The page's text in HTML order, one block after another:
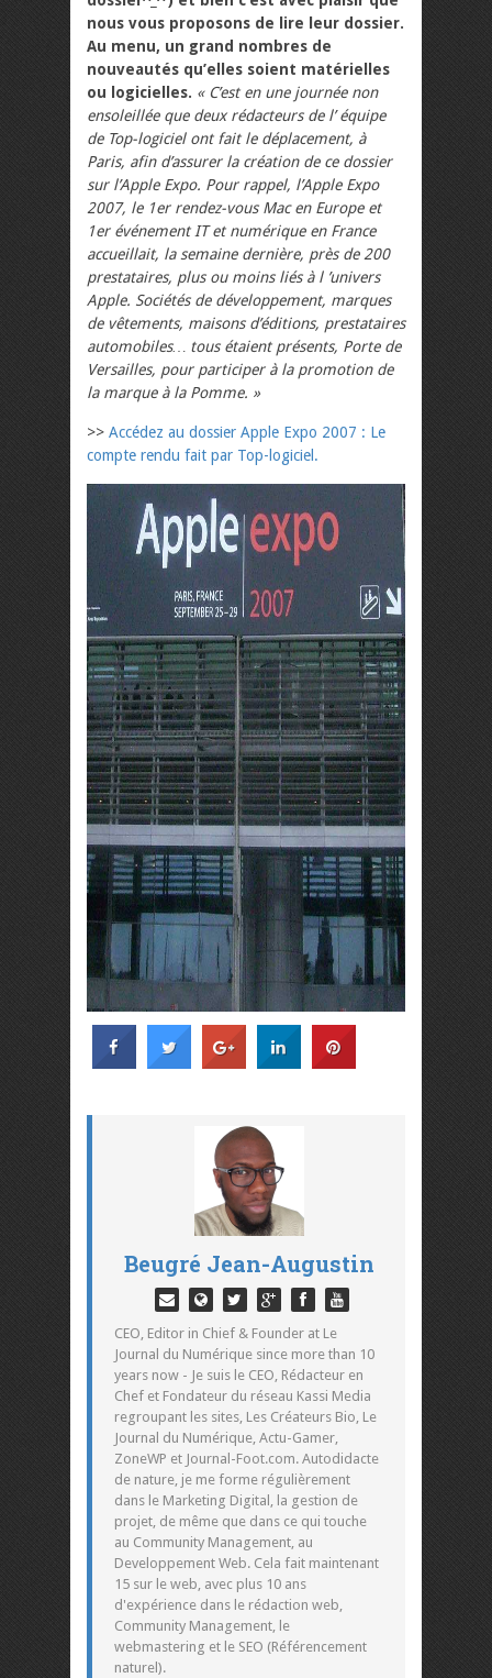
nous vous proposons de lire leur dossier.
Au menu, un grand nombres de
nouveautés qu’elles soient matérielles
ou logicielles. « C’est en une journée non
ensoleillée que deux rédacteurs de l’ équipe
de Top-logiciel ont fait le déplacement, à
Paris, afin d’assurer la création de ce dossier
sur l’Apple Expo. Pour rappel, l’Apple Expo
2007, le 1er rendez-vous Mac en Europe et
1er événement IT et numérique en France
accueillait, la semaine dernière, près de 200
prestataires, plus ou moins liés à l ’univers
Apple. Sociétés de développement, marques
de vêtements, maisons d’éditions, prestataires
automobiles… tous étaient présents, Porte de
Versailles, pour participer à la promotion de
la marque à la Pomme. »
>> Accédez au dossier Apple Expo 2007 : Le
compte rendu fait par Top-logiciel.
Beugré Jean-Augustin
CEO, Editor in Chief & Founder at Le
Journal du Numérique since more than 10
years now - Je suis le CEO, Rédacteur en
Chef et Fondateur du réseau Kassi Media
regroupant les sites, Les Créateurs Bio, Le
Journal du Numérique, Actu-Gamer,
ZoneWP et Journal-Foot.com. Autodidacte
de nature, je me forme régulièrement
dans le Marketing Digital, la gestion de
projet, de même que dans ce qui touche
au Community Management, au
Developpement Web. Cela fait maintenant
15 sur le web, avec plus 10 ans
d'expérience dans le rédaction web,
Community Management, le
webmastering et le SEO (Référencement
naturel).